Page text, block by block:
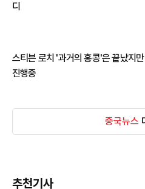
디
스티븐 로치 '과거의 홍콩'은 끝났지
진행중
중국뉴스
추천기사